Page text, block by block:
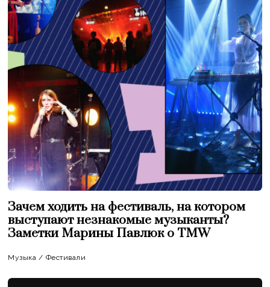
Зачем ходить на фестиваль, на котором
выступают незнакомые музыканты?
Заметки Марины Павлюк о TMW
Музыка / Фестивали